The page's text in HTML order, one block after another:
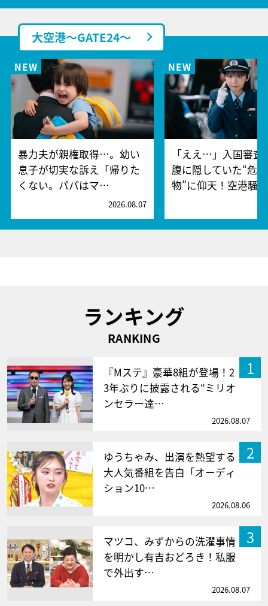
大空港～GATE24～
暴力夫が親権取得…。幼い
息子が切実な訴え「帰りた
くない。パパはマ…
2026.08.07
「ええ…」入国審査
腹に隠していた“危
物”に仰天！空港騒
ランキング
RANKING
1
『Mステ』豪華8組が登場！2
3年ぶりに披露される“ミリオ
ンセラー達…
2026.08.07
2
ゆうちゃみ、出演を熱望する
大人気番組を告白「オーディ
ション10…
2026.08.06
3
マツコ、みずからの洗濯事情
を明かし有吉おどろき！私服
で外出す…
2026.08.07